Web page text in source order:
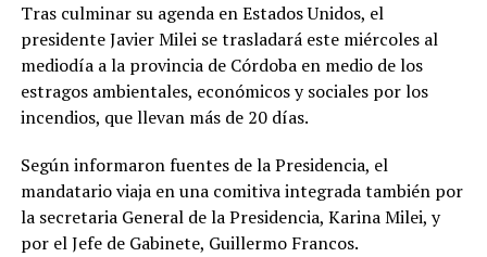
Tras culminar su agenda en Estados Unidos, el
presidente Javier Milei se trasladará este miércoles al
mediodía a la provincia de Córdoba en medio de los
estragos ambientales, económicos y sociales por los
incendios, que llevan más de 20 días.
Según informaron fuentes de la Presidencia, el
mandatario viaja en una comitiva integrada también por
la secretaria General de la Presidencia, Karina Milei, y
por el Jefe de Gabinete, Guillermo Francos.